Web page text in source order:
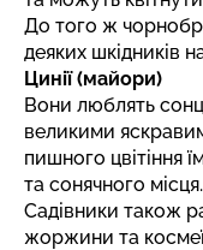
До того ж
деяких шкідників
Цинії (майори)
Вони люблять
великими
пишного цвітіння
та сонячного місця.
Садівники також
жоржини та